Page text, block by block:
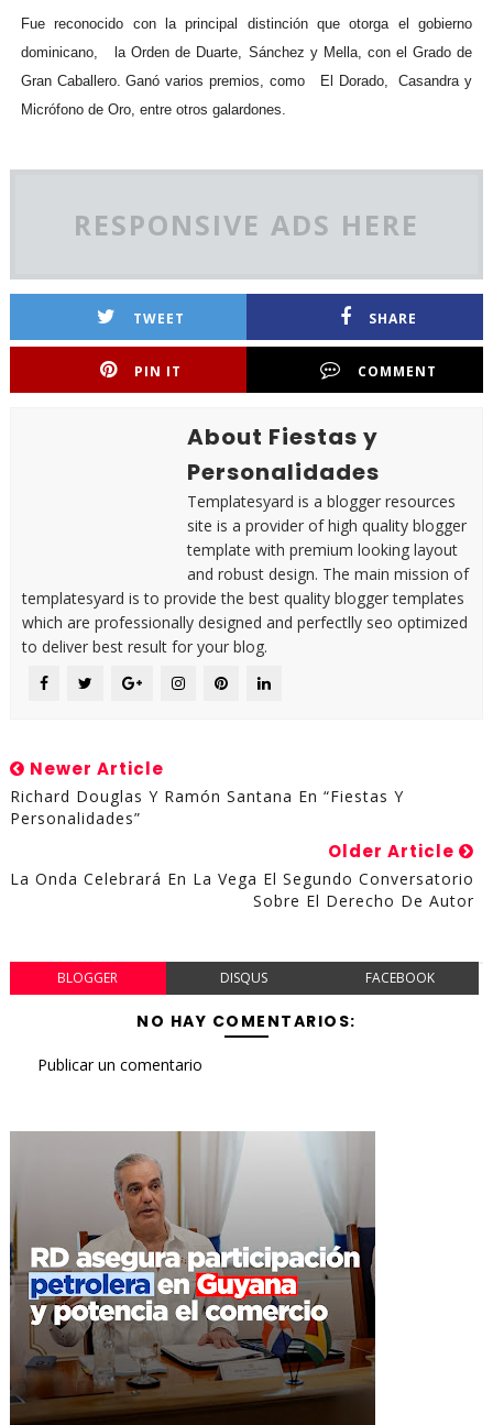
Fue reconocido con la principal distinción que otorga el gobierno
dominicano, la Orden de Duarte, Sánchez y Mella, con el Grado de
Gran Caballero. Ganó varios premios, como El Dorado, Casandra y
Micrófono de Oro, entre otros galardones.
RESPONSIVE ADS HERE
TWEET SHARE
PIN IT COMMENT
About Fiestas y
Personalidades
Templatesyard is a blogger resources
site is a provider of high quality blogger
template with premium looking layout
and robust design. The main mission of
templatesyard is to provide the best quality blogger templates
which are professionally designed and perfectlly seo optimized
to deliver best result for your blog.
Newer Article
Richard Douglas Y Ramón Santana En “Fiestas Y
Personalidades”
Older Article
La Onda Celebrará En La Vega El Segundo Conversatorio
Sobre El Derecho De Autor
BLOGGER DISQUS FACEBOOK
NO HAY COMENTARIOS:
Publicar un comentario